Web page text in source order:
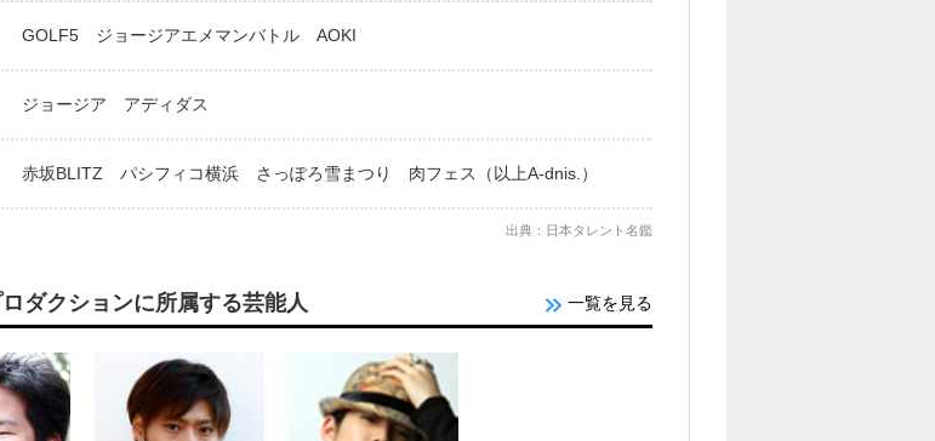
GOLF5 ジョージアエメマンバトル AOKI
ジョージア アディダス
赤坂BLITZ パシフィコ横浜 さっぽろ雪まつり 肉フェス（以上A-dnis.）
出典：日本タレント名鑑
ロダクションに所属する芸能人 一覧を見る